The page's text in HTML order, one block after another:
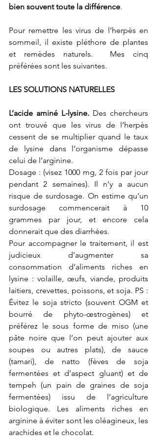
bien souvent toute la différence.
Pour remettre les virus de l’herpès en
sommeil, il existe pléthore de plantes
et remèdes naturels.  Mes cinq
préférées sont les suivantes.
LES SOLUTIONS NATURELLES
L’acide aminé L-lysine. Des chercheurs
ont trouvé que les virus de l’herpès
cessent de se multiplier quand le taux
de lysine dans l’organisme dépasse
celui de l’arginine.
Dosage : (visez 1000 mg, 2 fois par jour
pendant 2 semaines). Il n’y a aucun
risque de surdosage. On estime qu’un
surdosage commencerait à 10
grammes par jour, et encore cela
donnerait que des diarrhées.
Pour accompagner le traitement, il est
judicieux d’augmenter sa
consommation d’aliments riches en
lysine : volaille, œufs, viande, produits
laitiers, crevettes, poissons, et soja. PS :
Évitez le soja stricto (souvent OGM et
bourré de phyto-œstrogènes) et
préférez le sous forme de miso (une
pâte noire que l’on peut ajouter aux
soupes ou autres plats), de sauce
(tamari), de natto (fèves de soja
fermentées et d’aspect gluant) et de
tempeh (un pain de graines de soja
fermentées) issu de l’agriculture
biologique. Les aliments riches en
arginine à éviter sont les oléagineux, les
arachides et le chocolat.